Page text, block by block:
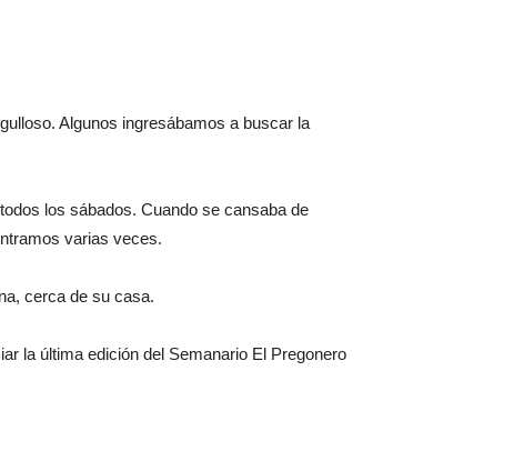
Algunos ingresábamos a buscar la
los sábados. Cuando se cansaba de
varias veces.
cerca de su casa.
la última edición del Semanario El Pregonero